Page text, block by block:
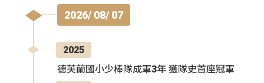
2026/ 08/ 07
2025
德芙蘭國小少棒隊成軍3年 獲隊史首座冠軍